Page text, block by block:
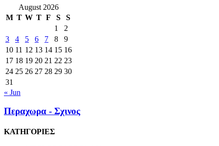
August 2026
M T W T F S
S
1
2
3
4 5 6 7 8
9
10 11 12 13 14 15 16
17 18 19 20 21 22 23
24 25 26 27 28 29 30
31
« Jun
Περαχωρα - Σχινος
ΚΑΤΗΓΟΡΙΕΣ